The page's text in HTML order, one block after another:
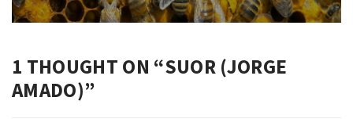
1 THOUGHT ON “SUOR (JORGE
AMADO)”